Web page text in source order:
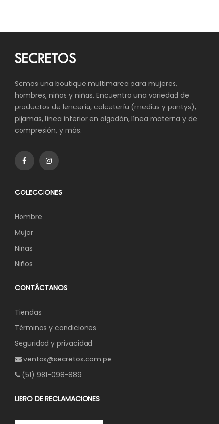
Somos una boutique multimarca para mujeres,
hombres, niños y niñas. Encuentra una variedad de
productos de lencería, calcetería (medias y pantys),
pijamas, línea interior en algodón, línea materna y de
compresión, y más.
COLECCIONES
Hombre
Mujer
Niñas
Niños
CONTÁCTANOS
Tiendas
Términos y condiciones
Seguridad y privacidad
ventas@secretos.com.pe
(51) 981-098-889
LIBRO DE RECLAMACIONES